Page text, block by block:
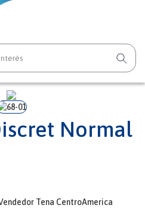
Normal
Tena CentroAmerica